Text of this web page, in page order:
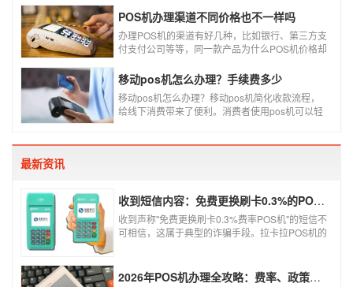
中，瑞银信与随行付增长率居于较快的水平，如今
POS机品牌各种各样，每年支付公司都会上几个新
品牌，所以我们在选择POS机的时候，一定认证正
规一清机。
POS机办理渠道不同价格也不一样吗
办理POS机的渠道有好几种，比如银行、第三方支
付支付公司等等，同一款产品为什么POS机价格却
和大家说说为什么同一款产品会有好几个价格，究
竟是什么原因呢？
移动pos机怎么办理？手续费多少
移动pos机怎么办理？移动pos机简化收款流程，
给线下消费带来了便利。消费者使用pos机可以轻
最新资讯
收到短信内容：免费更换刷卡0.3%的POS机，可以相信吗？
收到声称"免费更换刷卡0.3%费率POS机"的短信不
可相信，这属于典型的诈骗手段。拉卡拉POS机的
风险。以下结合权威信息分析原因及应对建议：2026年POS机办理全攻略：费率、政策、避坑一篇讲清